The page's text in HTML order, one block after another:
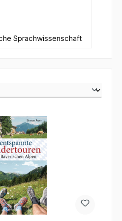
Sprachwissenschaft